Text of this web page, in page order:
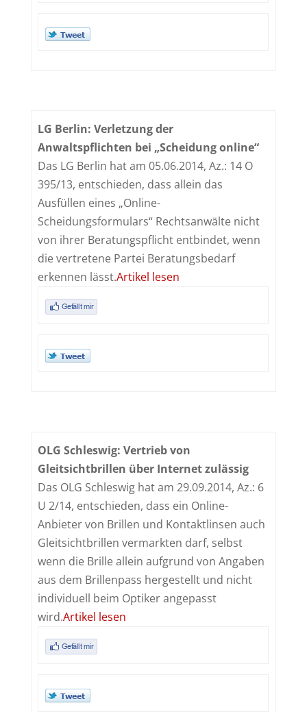
LG Berlin: Verletzung der
Anwaltspflichten bei „Scheidung online“
Das LG Berlin hat am 05.06.2014, Az.: 14 O
395/13, entschieden, dass allein das
Ausfüllen eines „Online-
Scheidungsformulars“ Rechtsanwälte nicht
von ihrer Beratungspflicht entbindet, wenn
die vertretene Partei Beratungsbedarf
erkennen lässt.Artikel lesen
OLG Schleswig: Vertrieb von
Gleitsichtbrillen über Internet zulässig
Das OLG Schleswig hat am 29.09.2014, Az.: 6
U 2/14, entschieden, dass ein Online-
Anbieter von Brillen und Kontaktlinsen auch
Gleitsichtbrillen vermarkten darf, selbst
wenn die Brille allein aufgrund von Angaben
aus dem Brillenpass hergestellt und nicht
individuell beim Optiker angepasst
wird.Artikel lesen